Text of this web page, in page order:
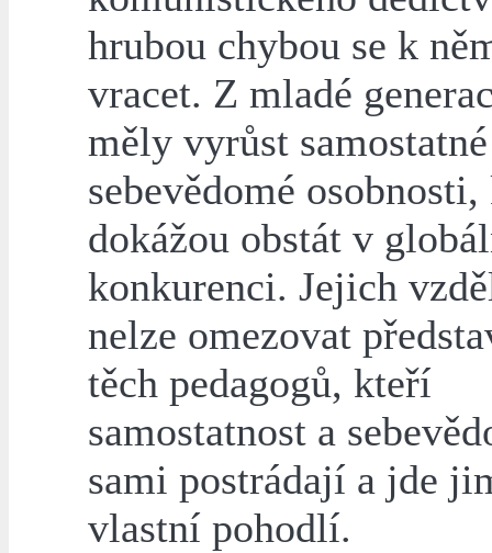
hrubou chybou se k
vracet. Z mladé
měly vyrůst
sebevědomé osobnosti,
dokážou obstát v
konkurenci. Jejich
nelze omezovat
těch pedagogů, kteří
samostatnost a
sami postrádají a jde
vlastní pohodlí.